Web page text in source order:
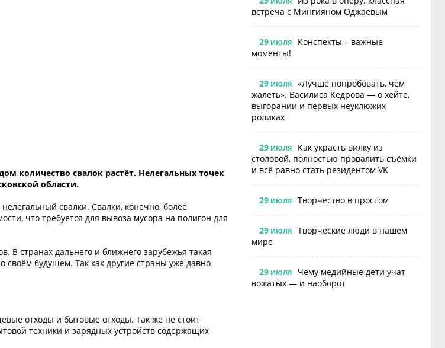
количество свалок растёт. Нелегальных точек
области.
свалки. Свалки, конечно, более
что требуется для вывоза мусора на полигон для
В странах дальнего и ближнего зарубежья такая
своём будущем. Так как другие страны уже давно
отходы и бытовые отходы. Так же не стоит
техники и зарядных устройств содержащих
встреча с Мингияном Оджаевым
29ИЮЛЯ
Конспекты – важные
моменты!
29ИЮЛЯ
«Лучше попробовать, чем
жалеть». Василиса Кедрова — о хейте,
выгорании и первых неуклюжих
роликах
29ИЮЛЯ
Как украсть вилку из
столовой, полностью провалить съёмки
и всё равно стать резидентом VK
29ИЮЛЯ Творчество в простом
29ИЮЛЯ
Творческие люди в нашем
мире
29ИЮЛЯ
Чему медийные дети учат
вожатых — и наоборот